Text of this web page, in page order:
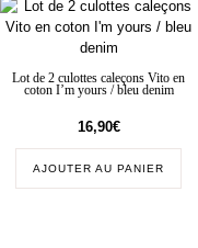
Lot de 2 culottes caleçons Vito en
coton I’m yours / bleu denim
16,90€
AJOUTER AU PANIER